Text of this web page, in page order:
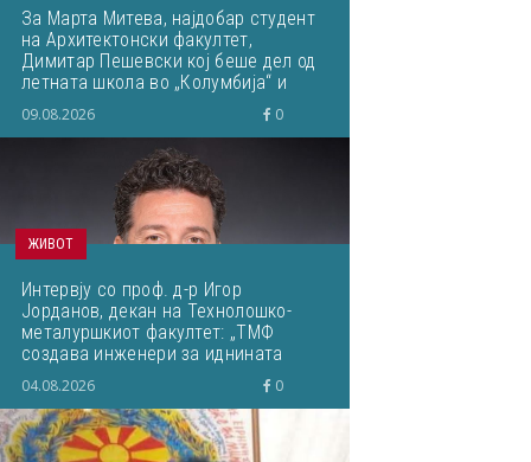
За Марта Митева, најдобар студент
на Архитектонски факултет,
Димитар Пешевски кој беше дел од
летната школа во „Колумбија“ и
Јована Цветковска, најдобар
студент на Медицина... Што
пишувавме неделава
09.08.2026 0
ЖИВОТ
Интервју со проф. д-р Игор
Јорданов, декан на Технолошко-
металуршкиот факултет: „ТМФ
создава инженери за иднината
преку нов развоен циклус!“
04.08.2026 0